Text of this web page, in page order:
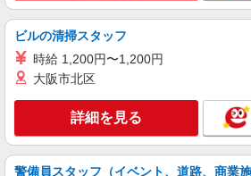
株式会社kotrio /●HR-H-1990930
矢野駅＊看護助手＊日
時給1350円〜1937
通費全支給(ガソリン代
広島市安芸区
キープ
ビルの清掃スタッフ
時給 1,200円〜1,200円
大阪市北区
詳細を見る
警備員スタッフ（イベント、道路、商業施